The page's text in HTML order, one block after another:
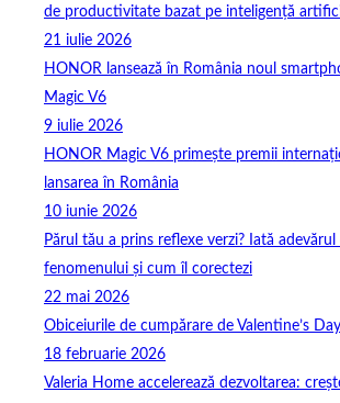
de productivitate bazat pe inteligență
21 iulie 2026
HONOR lansează în România noul
Magic V6
9 iulie 2026
HONOR Magic V6 primește premii
lansarea în România
10 iunie 2026
Părul tău a prins reflexe verzi? Iată
fenomenului și cum îl corectezi
22 mai 2026
Obiceiurile de cumpărare de Valentine’s
18 februarie 2026
Valeria Home accelerează dezvoltarea: